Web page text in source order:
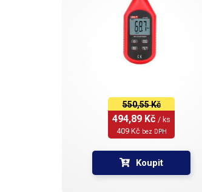
550,55 Kč
494,89 Kč / ks
409 Kč bez DPH
Koupit